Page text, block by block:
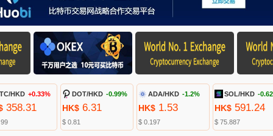
HKD +0.33%
358.31
DOT/HKD -0.99%
HK$6.31
$ 0.81
ADA/HKD -1.2%
HK$1.53
$ 0.197
SOL/HKD -
HK$ 591.24
$ 75.887